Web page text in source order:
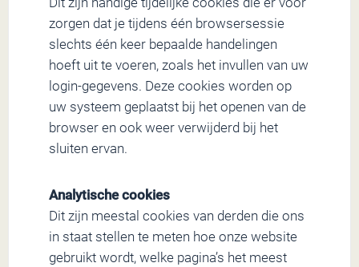
zorgen dat je tijdens één browsersessie
slechts één keer bepaalde handelingen
hoeft uit te voeren, zoals het invullen van uw
login-gegevens. Deze cookies worden op
uw systeem geplaatst bij het openen van de
browser en ook weer verwijderd bij het
sluiten ervan.
Analytische cookies
Dit zijn meestal cookies van derden die ons
in staat stellen te meten hoe onze website
gebruikt wordt, welke pagina’s het meest